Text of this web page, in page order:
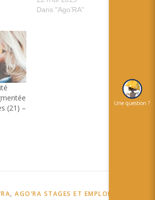
Dans "Ago’RA"
(21) –
, AGO’RA STAGES ET EMPLOIS
Une question ?